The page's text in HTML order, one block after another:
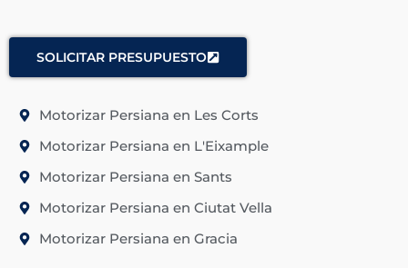
SOLICITAR PRESUPUESTO
Motorizar Persiana en Les Corts
Motorizar Persiana en L'Eixample
Motorizar Persiana en Sants
Motorizar Persiana en Ciutat Vella
Motorizar Persiana en Gracia